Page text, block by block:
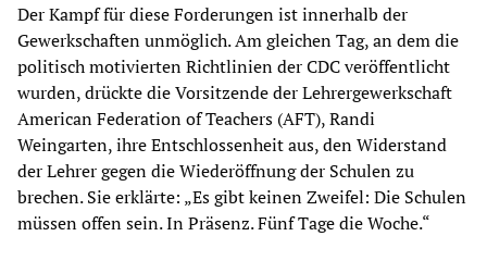
Der Kampf für diese Forderungen ist innerhalb der
Gewerkschaften unmöglich. Am gleichen Tag, an dem die
politisch motivierten Richtlinien der CDC veröffentlicht
wurden, drückte die Vorsitzende der Lehrergewerkschaft
American Federation of Teachers (AFT), Randi
Weingarten, ihre Entschlossenheit aus, den Widerstand
der Lehrer gegen die Wiederöffnung der Schulen zu
brechen. Sie erklärte: „Es gibt keinen Zweifel: Die Schulen
müssen offen sein. In Präsenz. Fünf Tage die Woche.“